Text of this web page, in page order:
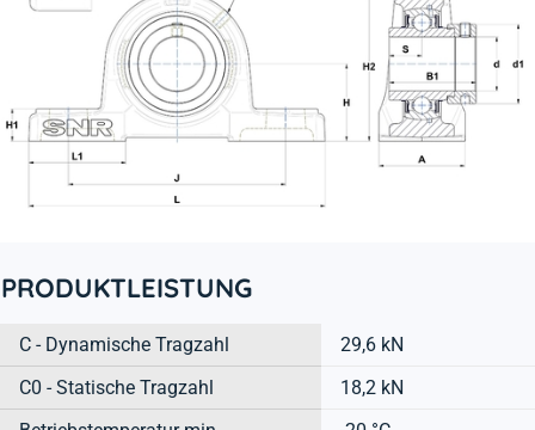
PRODUKTLEISTUNG
C - Dynamische Tragzahl
29,6 kN
C0 - Statische Tragzahl
18,2 kN